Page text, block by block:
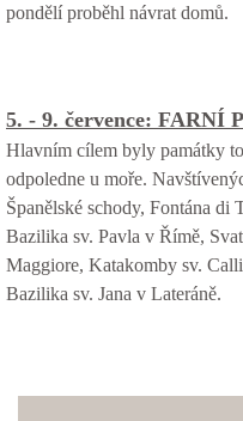
pondělí proběhl návrat domů.
5. - 9. července: FARNÍ
Hlavním cílem byly památky
odpoledne u moře.
Španělské schody, Fontána di
Bazilika sv. Pavla v Římě,
Maggiore, Katakomby sv.
Bazilika sv. Jana v Lateráně.